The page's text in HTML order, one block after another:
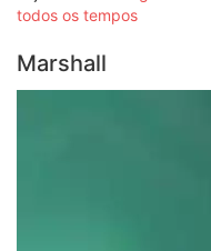
todos os tempos
Marshall